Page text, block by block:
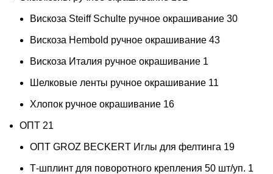
Вискоза Steiff Schulte ручное окрашивание 30
Вискоза Hembold ручное окрашивание 43
Вискоза Италия ручное окрашивание 1
Шелковые ленты ручное окрашивание 11
Хлопок ручное окрашивание 16
ОПТ 21
ОПТ GROZ BECKERT Иглы для фелтинга 19
Т-шплинт для поворотного крепления 50 шт/уп. 1